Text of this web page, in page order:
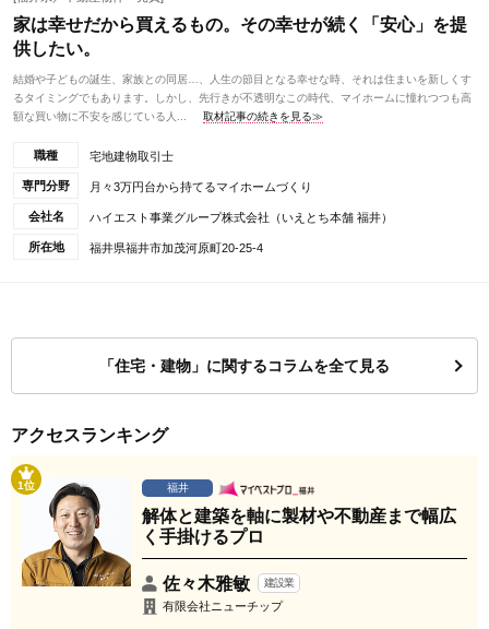
家は幸せだから買えるもの。その幸せが続く「安心」を提
供したい。
結婚や子どもの誕生、家族との同居…、人生の節目となる幸せな時、それは住まいを新しくす
るタイミングでもあります。しかし、先行きが不透明なこの時代、マイホームに憧れつつも高
額な買い物に不安を感じている人...
取材記事の続きを見る≫
職種 宅地建物取引士
専門分野 月々3万円台から持てるマイホームづくり
会社名 ハイエスト事業グループ株式会社（いえとち本舗 福井）
所在地 福井県福井市加茂河原町20-25-4
「住宅・建物」に関するコラムを全て見る
アクセスランキング
1位 福井
解体と建築を軸に製材や不動産まで幅広
く手掛けるプロ
佐々木雅敏 建設業
有限会社ニューチップ